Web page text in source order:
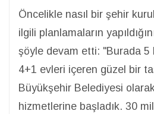
Öncelikle nasıl bir şehir
ilgili planlamaların
şöyle devam etti: "Burada 5
4+1 evleri içeren güzel bir
Büyükşehir Belediyesi
hizmetlerine başladık. 30